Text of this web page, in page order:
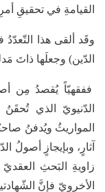
القيامةِ في تحقيقِ
وقَد ألقى هذا
الدّين) وجعلَها ذاتَ
ففقهيّاً يُقصدُ مِن
الدّنيويّ الذي
المواريثُ ويُدفنُ
آثارٍ، وبإيجازٍ أصولُ
زاويةِ البَحثِ العقديّ
الأخرويّ فإنَّ